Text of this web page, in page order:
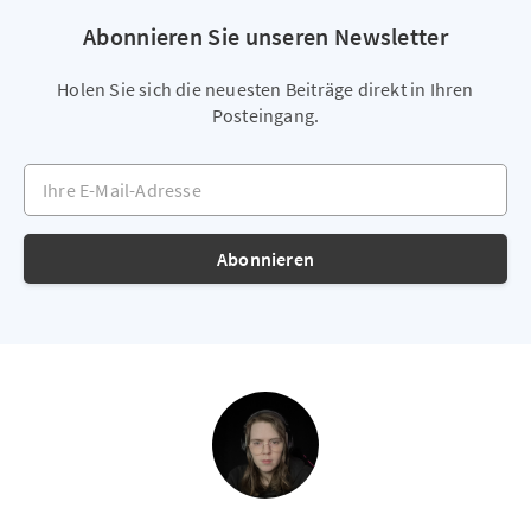
Abonnieren Sie unseren Newsletter
Holen Sie sich die neuesten Beiträge direkt in Ihren
Posteingang.
Ihre E-Mail-Adresse
Abonnieren